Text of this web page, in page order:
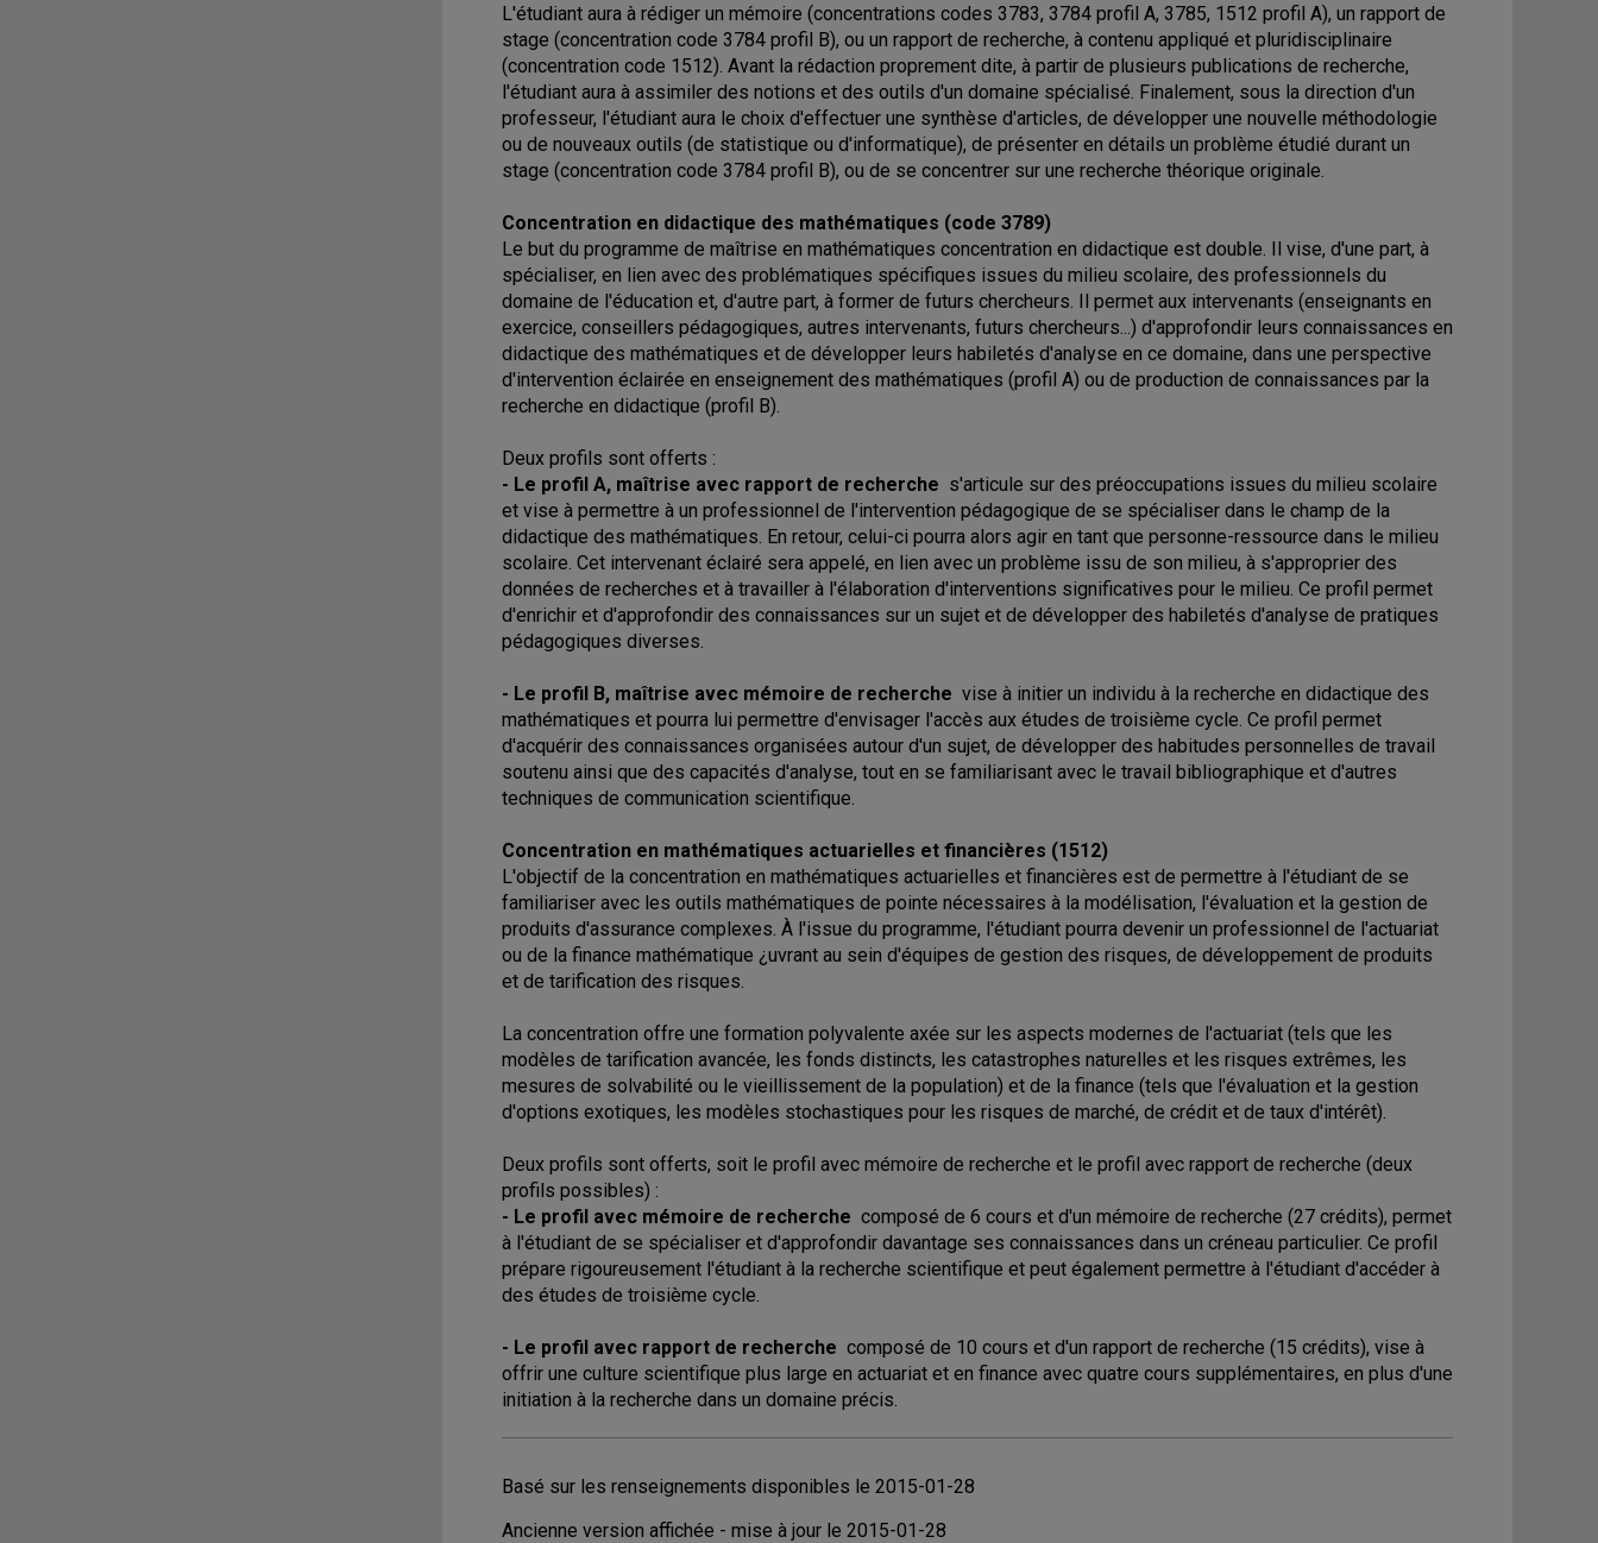
L'étudiant aura à rédiger un mémoire (concentrations codes 3783, 3784 profil A, 3785, 1512 profil A), un rapport de
stage (concentration code 3784 profil B), ou un rapport de recherche, à contenu appliqué et pluridisciplinaire
(concentration code 1512). Avant la rédaction proprement dite, à partir de plusieurs publications de recherche,
l'étudiant aura à assimiler des notions et des outils d'un domaine spécialisé. Finalement, sous la direction d'un
professeur, l'étudiant aura le choix d'effectuer une synthèse d'articles, de développer une nouvelle méthodologie
ou de nouveaux outils (de statistique ou d'informatique), de présenter en détails un problème étudié durant un
stage (concentration code 3784 profil B), ou de se concentrer sur une recherche théorique originale.
Concentration en didactique des mathématiques (code 3789)
Le but du programme de maîtrise en mathématiques concentration en didactique est double. Il vise, d'une part, à
spécialiser, en lien avec des problématiques spécifiques issues du milieu scolaire, des professionnels du
domaine de l'éducation et, d'autre part, à former de futurs chercheurs. Il permet aux intervenants (enseignants en
exercice, conseillers pédagogiques, autres intervenants, futurs chercheurs...) d'approfondir leurs connaissances en
didactique des mathématiques et de développer leurs habiletés d'analyse en ce domaine, dans une perspective
d'intervention éclairée en enseignement des mathématiques (profil A) ou de production de connaissances par la
recherche en didactique (profil B).
Deux profils sont offerts :
- Le profil A, maîtrise avec rapport de recherche s'articule sur des préoccupations issues du milieu scolaire
et vise à permettre à un professionnel de l'intervention pédagogique de se spécialiser dans le champ de la
didactique des mathématiques. En retour, celui-ci pourra alors agir en tant que personne-ressource dans le milieu
scolaire. Cet intervenant éclairé sera appelé, en lien avec un problème issu de son milieu, à s'approprier des
données de recherches et à travailler à l'élaboration d'interventions significatives pour le milieu. Ce profil permet
d'enrichir et d'approfondir des connaissances sur un sujet et de développer des habiletés d'analyse de pratiques
pédagogiques diverses.
- Le profil B, maîtrise avec mémoire de recherche vise à initier un individu à la recherche en didactique des
mathématiques et pourra lui permettre d'envisager l'accès aux études de troisième cycle. Ce profil permet
d'acquérir des connaissances organisées autour d'un sujet, de développer des habitudes personnelles de travail
soutenu ainsi que des capacités d'analyse, tout en se familiarisant avec le travail bibliographique et d'autres
techniques de communication scientifique.
Concentration en mathématiques actuarielles et financières (1512)
L'objectif de la concentration en mathématiques actuarielles et financières est de permettre à l'étudiant de se
familiariser avec les outils mathématiques de pointe nécessaires à la modélisation, l'évaluation et la gestion de
produits d'assurance complexes. À l'issue du programme, l'étudiant pourra devenir un professionnel de l'actuariat
ou de la finance mathématique ¿uvrant au sein d'équipes de gestion des risques, de développement de produits
et de tarification des risques.
La concentration offre une formation polyvalente axée sur les aspects modernes de l'actuariat (tels que les
modèles de tarification avancée, les fonds distincts, les catastrophes naturelles et les risques extrêmes, les
mesures de solvabilité ou le vieillissement de la population) et de la finance (tels que l'évaluation et la gestion
d'options exotiques, les modèles stochastiques pour les risques de marché, de crédit et de taux d'intérêt).
Deux profils sont offerts, soit le profil avec mémoire de recherche et le profil avec rapport de recherche (deux
profils possibles) :
- Le profil avec mémoire de recherche composé de 6 cours et d'un mémoire de recherche (27 crédits), permet
à l'étudiant de se spécialiser et d'approfondir davantage ses connaissances dans un créneau particulier. Ce profil
prépare rigoureusement l'étudiant à la recherche scientifique et peut également permettre à l'étudiant d'accéder à
des études de troisième cycle.
- Le profil avec rapport de recherche composé de 10 cours et d'un rapport de recherche (15 crédits), vise à
offrir une culture scientifique plus large en actuariat et en finance avec quatre cours supplémentaires, en plus d'une
initiation à la recherche dans un domaine précis.
Basé sur les renseignements disponibles le 2015-01-28
Ancienne version affichée - mise à jour le 2015-01-28